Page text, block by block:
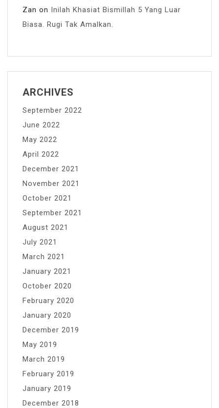
Zan on Inilah Khasiat Bismillah 5 Yang Luar
Biasa. Rugi Tak Amalkan.
ARCHIVES
September 2022
June 2022
May 2022
April 2022
December 2021
November 2021
October 2021
September 2021
August 2021
July 2021
March 2021
January 2021
October 2020
February 2020
January 2020
December 2019
May 2019
March 2019
February 2019
January 2019
December 2018